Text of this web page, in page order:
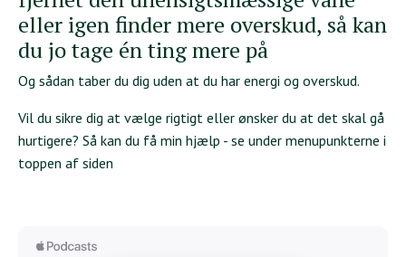
eller igen finder mere overskud, så kan
du jo tage én ting mere på
Og sådan taber du dig uden at du har energi og overskud.
Vil du sikre dig at vælge rigtigt eller ønsker du at det skal gå
hurtigere? Så kan du få min hjælp - se under menupunkterne i
toppen af siden